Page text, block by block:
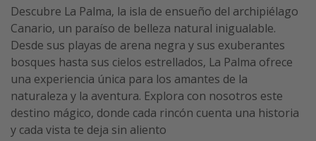
Glamping
Viajes en tren
Viajar sola como mujer
Ofertas para Vacaciones Activas
Viajes en familia
Vacaciones de Playa
Descubre La Palma, la isla de ensueño del archipiélago
Canario, un paraíso de belleza natural inigualable.
Desde sus playas de arena negra y sus exuberantes
bosques hasta sus cielos estrellados, La Palma ofrece
una experiencia única para los amantes de la
naturaleza y la aventura. Explora con nosotros este
destino mágico, donde cada rincón cuenta una historia
y cada vista te deja sin aliento